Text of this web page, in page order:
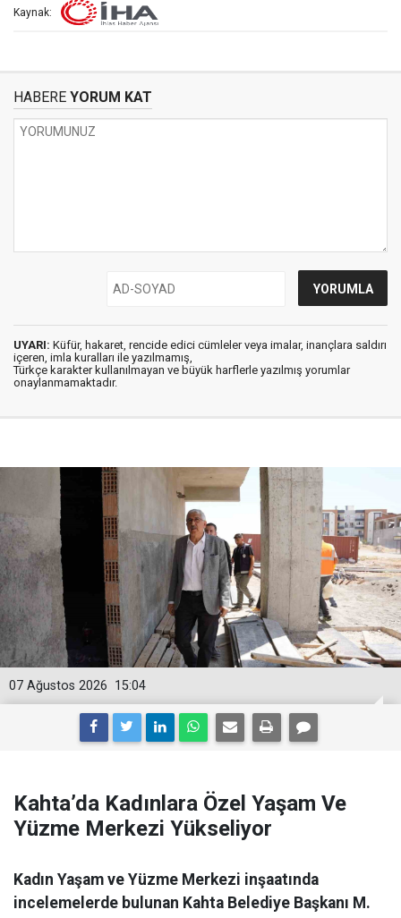
Kaynak:
HABERE YORUM KAT
UYARI: Küfür, hakaret, rencide edici cümleler veya imalar, inançlara saldırı
içeren, imla kuralları ile yazılmamış,
Türkçe karakter kullanılmayan ve büyük harflerle yazılmış yorumlar
onaylanmamaktadır.
15:04
07 Ağustos 2026
Kahta’da Kadınlara Özel Yaşam Ve
Yüzme Merkezi Yükseliyor
Kadın Yaşam ve Yüzme Merkezi inşaatında
incelemelerde bulunan Kahta Belediye Başkanı M.